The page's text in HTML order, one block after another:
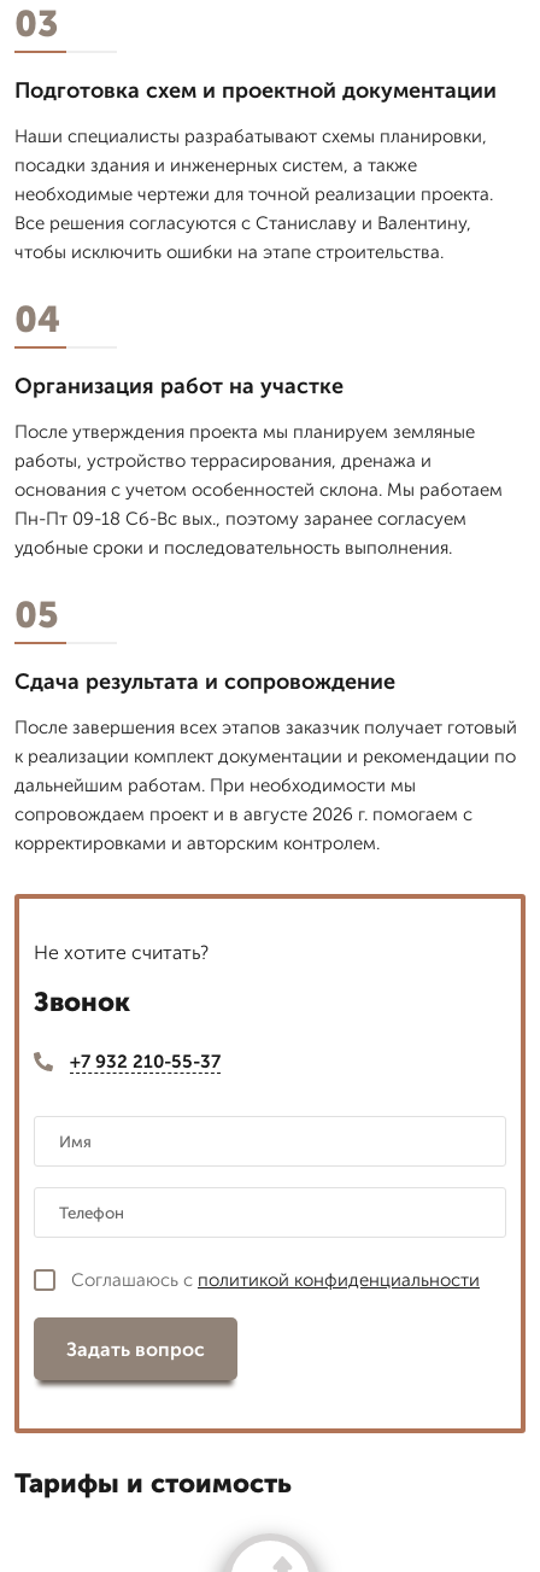
03
Подготовка схем и проектной документации
Наши специалисты разрабатывают схемы планировки,
посадки здания и инженерных систем, а также
необходимые чертежи для точной реализации проекта.
Все решения согласуются с Станиславу и Валентину,
чтобы исключить ошибки на этапе строительства.
04
Организация работ на участке
После утверждения проекта мы планируем земляные
работы, устройство террасирования, дренажа и
основания с учетом особенностей склона. Мы работаем
Пн-Пт 09-18 Сб-Вс вых., поэтому заранее согласуем
удобные сроки и последовательность выполнения.
05
Сдача результата и сопровождение
После завершения всех этапов заказчик получает готовый
к реализации комплект документации и рекомендации по
дальнейшим работам. При необходимости мы
сопровождаем проект и в августе 2026 г. помогаем с
корректировками и авторским контролем.
Не хотите считать?
Звонок
+7 932 210-55-37
Соглашаюсь с политикой конфиденциальности
Задать вопрос
Тарифы и стоимость